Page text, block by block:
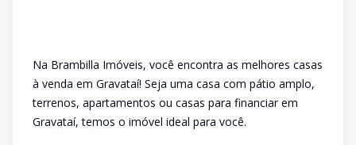
Na Brambilla Imóveis, você encontra as melhores casas
à venda em Gravataí! Seja uma casa com pátio amplo,
terrenos, apartamentos ou casas para financiar em
Gravataí, temos o imóvel ideal para você.